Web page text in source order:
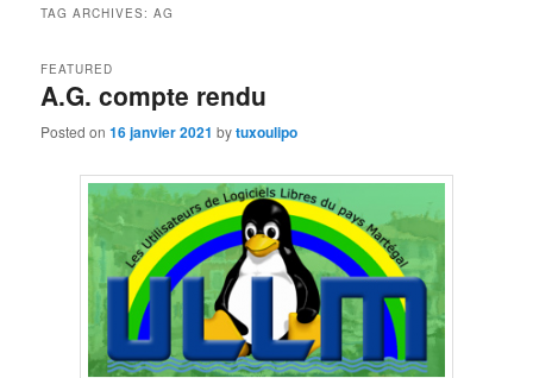
TAG ARCHIVES:AG
A.G. compte rendu
FEATURED
Posted on16 janvier 2021 bytuxoulipo